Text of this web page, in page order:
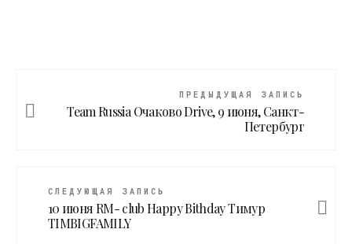
ПРЕДЫДУЩАЯ ЗАПИСЬ
Team Russia Очаково Drive, 9 июня, Санкт-
Петербург
СЛЕДУЮЩАЯ ЗАПИСЬ
10 июня RM- club Happy Bithday Тимур
TIMBIGFAMILY